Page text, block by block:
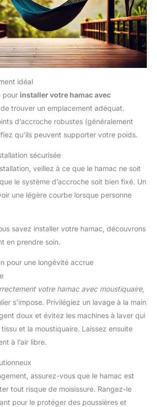
idéal
pour installer votre hamac avec
trouver un emplacement adéquat.
d’accroche robustes (généralement
qu’ils peuvent supporter votre poids.
sécurisée
veillez à ce que le hamac ne soit
le système d’accroche soit bien fixé. Un
une légère courbe lorsque personne
savez installer votre hamac, découvrons
en prendre soin.
pour une longévité accrue
votre hamac avec moustiquaire,
s’impose. Privilégiez un lavage à la main
doux et évitez les machines à laver qui
et la moustiquaire. Laissez ensuite
à l’air libre.
assurez-vous que le hamac est
tout risque de moisissure. Rangez-le
pour le protéger des poussières et